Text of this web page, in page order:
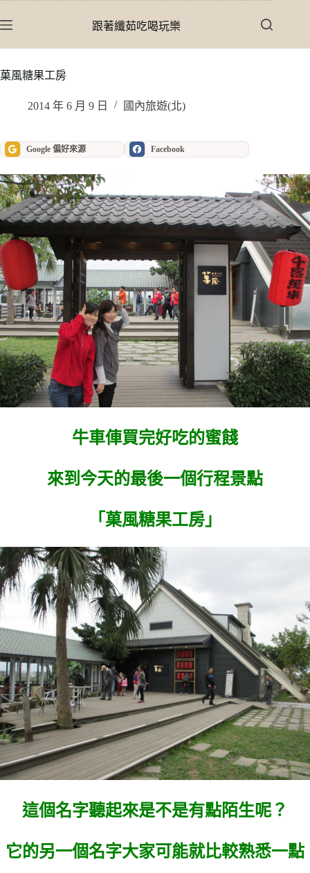
至
內
跟著纖茹吃喝玩樂
菓風糖果工房
2014 年 6 月 9 日 國內旅遊(北)
Google 偏好來源 Facebook
牛車俥買完好吃的蜜餞
來到今天的最後一個行程景點
「菓風糖果工房」
這個名字聽起來是不是有點陌生呢？
它的另一個名字大家可能就比較熟悉一點